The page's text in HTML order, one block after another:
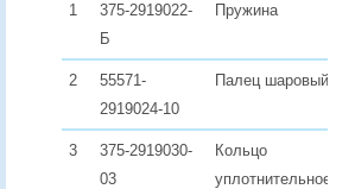
1
375-2919022-
Б
Пружина
2
55571-
2919024-10
Палец шаровый
3
375-2919030-
03
Кольцо
уплотнительное